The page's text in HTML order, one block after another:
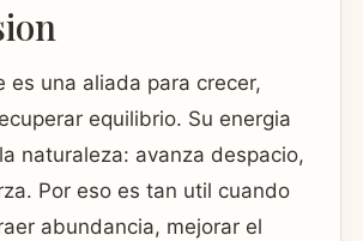
es una aliada para crecer,
equilibrio. Su energia
naturaleza: avanza despacio,
Por eso es tan util cuando
abundancia, mejorar el